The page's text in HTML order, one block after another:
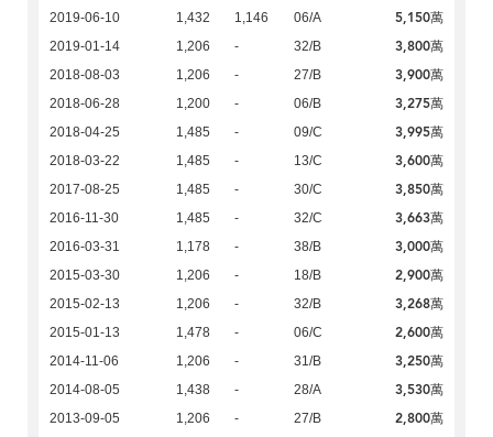
2019-06-10 1,432 1,146 06/A 5,150萬
2019-01-14 1,206 - 32/B 3,800萬
2018-08-03 1,206 - 27/B 3,900萬
2018-06-28 1,200 - 06/B 3,275萬
2018-04-25 1,485 - 09/C 3,995萬
2018-03-22 1,485 - 13/C 3,600萬
2017-08-25 1,485 - 30/C 3,850萬
2016-11-30 1,485 - 32/C 3,663萬
2016-03-31 1,178 - 38/B 3,000萬
2015-03-30 1,206 - 18/B 2,900萬
2015-02-13 1,206 - 32/B 3,268萬
2015-01-13 1,478 - 06/C 2,600萬
2014-11-06 1,206 - 31/B 3,250萬
2014-08-05 1,438 - 28/A 3,530萬
2013-09-05 1,206 - 27/B 2,800萬